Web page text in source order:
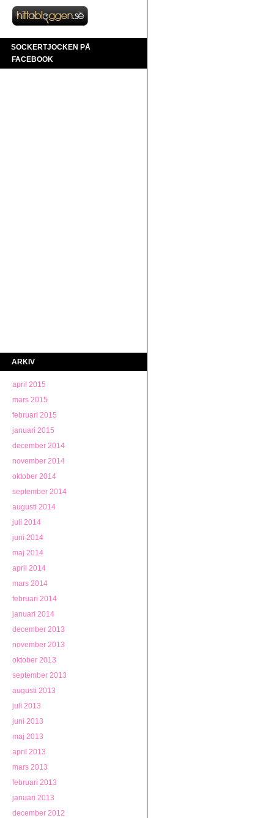
SOCKERTJOCKEN PÅ
FACEBOOK
ARKIV
april 2015
mars 2015
februari 2015
januari 2015
december 2014
november 2014
oktober 2014
september 2014
augusti 2014
juli 2014
juni 2014
maj 2014
april 2014
mars 2014
februari 2014
januari 2014
december 2013
november 2013
oktober 2013
september 2013
augusti 2013
juli 2013
juni 2013
maj 2013
april 2013
mars 2013
februari 2013
januari 2013
december 2012